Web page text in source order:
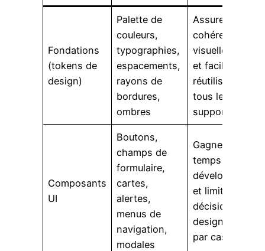
Fondations
(tokens de
design)
Palette de
couleurs,
typographies,
espacements,
rayons de
bordures,
ombres
Assurer une
cohérence
visuelle de base
et faciliter la
réutilisation sur
tous les
supports
Composants
UI
Boutons,
champs de
formulaire,
cartes,
alertes,
menus de
navigation,
modales
Gagner du
temps en
développement
et limiter les
décisions de
design au cas
par cas